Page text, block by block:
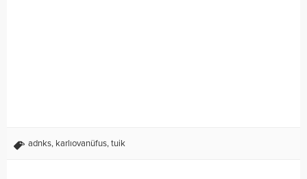
adnks, karlıovanüfus,tuik